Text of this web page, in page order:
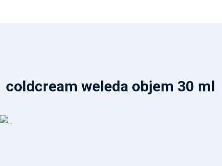
coldcream weleda objem 30 ml